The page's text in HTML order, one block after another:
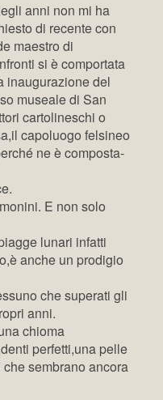
anni non mi ha
di recente con
maestro di
si è comportata
inaugurazione del
museale di San
cartolineschi o
capoluogo felsineo
ne è composta-
E non solo
lunari infatti
anche un prodigio
che superati gli
anni.
chioma
perfetti,una pelle
sembrano ancora